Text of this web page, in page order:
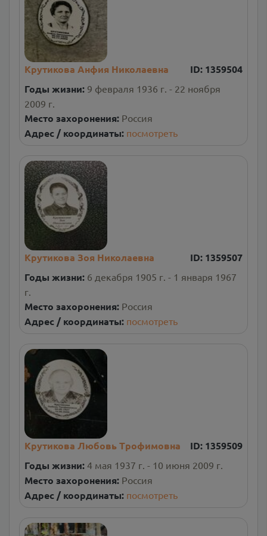
Крутикова Анфия Николаевна ID: 1359504
Годы жизни: 9 февраля 1936 г. - 22 ноября
2009 г.
Место захоронения: Россия
Адрес / координаты: посмотреть
Крутикова Зоя Николаевна ID: 1359507
Годы жизни: 6 декабря 1905 г. - 1 января 1967
г.
Место захоронения: Россия
Адрес / координаты: посмотреть
Крутикова Любовь Трофимовна ID: 1359509
Годы жизни: 4 мая 1937 г. - 10 июня 2009 г.
Место захоронения: Россия
Адрес / координаты: посмотреть